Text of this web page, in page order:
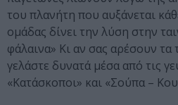
του πλανήτη που αυξάνεται
ομάδας δίνει την λύση στην
φάλαινα» Κι αν σας αρέσουν τα
γελάστε δυνατά μέσα από τις
«Κατάσκοποι» και «Σούπα –